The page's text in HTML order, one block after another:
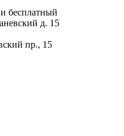
бесплатный
д. 15
пр., 15